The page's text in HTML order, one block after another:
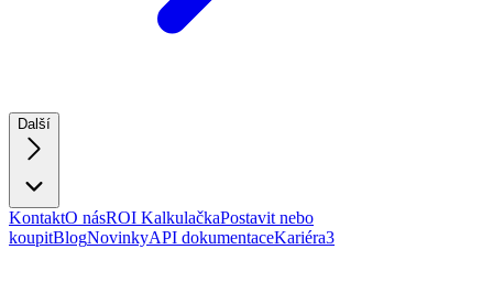
Další
KontaktO násROI KalkulačkaPostavit nebo
koupitBlogNovinkyAPI dokumentaceKariéra3